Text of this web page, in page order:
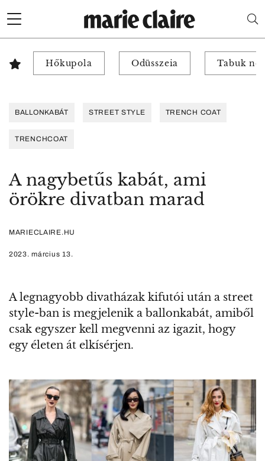
Hőkupola Odüsszeia Tabuk
BALLONKABÁT STREET STYLE TRENCH COAT
TRENCHCOAT
A nagybetűs kabát, ami
örökre divatban marad
MARIECLAIRE.HU
2023. március 13.
A legnagyobb divatházak kifutói után a street
style-ban is megjelenik a ballonkabát, amiből
csak egyszer kell megvenni az igazit, hogy
egy életen át elkísérjen.